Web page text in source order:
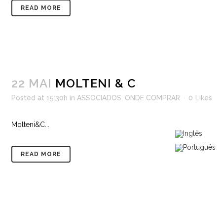
READ MORE
22 MAI MOLTENI & C
Posted at 15:30h in ASSOCIADOS ONDE COMPRAR 0 Likes
Molteni&C...
READ MORE